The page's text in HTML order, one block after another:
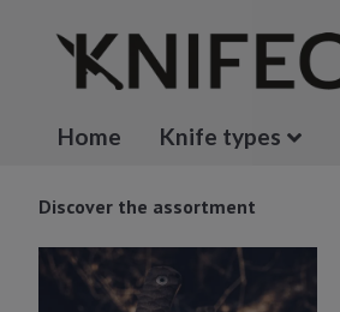
Home Knife types
Discover the assortment